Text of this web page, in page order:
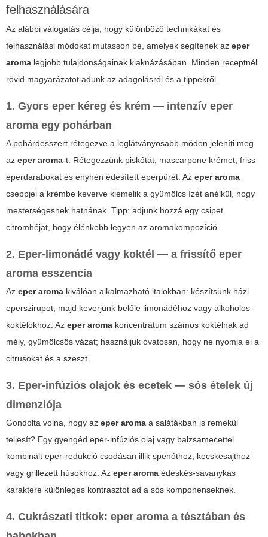
felhasználására
Az alábbi válogatás célja, hogy különböző technikákat és
felhasználási módokat mutasson be, amelyek segítenek az eper
aroma legjobb tulajdonságainak kiaknázásában. Minden receptnél
rövid magyarázatot adunk az adagolásról és a tippekről.
1. Gyors eper kéreg és krém — intenzív eper
aroma egy pohárban
A pohárdesszert rétegezve a leglátványosabb módon jeleníti meg
az eper aroma-t. Rétegezzünk piskótát, mascarpone krémet, friss
eperdarabokat és enyhén édesített eperpürét. Az eper aroma
cseppjei a krémbe keverve kiemelik a gyümölcs ízét anélkül, hogy
mesterségesnek hatnának. Tipp: adjunk hozzá egy csipet
citromhéjat, hogy élénkebb legyen az aromakompozíció.
2. Eper-limonádé vagy koktél — a frissítő eper
aroma esszencia
Az eper aroma kiválóan alkalmazható italokban: készítsünk házi
eperszirupot, majd keverjünk belőle limonádéhoz vagy alkoholos
koktélokhoz. Az eper aroma koncentrátum számos koktélnak ad
mély, gyümölcsös vázat; használjuk óvatosan, hogy ne nyomja el a
citrusokat és a szeszt.
3. Eper-infúziós olajok és ecetek — sós ételek új
dimenziója
Gondolta volna, hogy az eper aroma a salátákban is remekül
teljesít? Egy gyengéd eper-infúziós olaj vagy balzsamecettel
kombinált eper-redukció csodásan illik spenóthoz, kecskesajthoz
vagy grillezett húsokhoz. Az eper aroma édeskés-savanykás
karaktere különleges kontrasztot ad a sós komponenseknek.
4. Cukrászati titkok: eper aroma a tésztában és